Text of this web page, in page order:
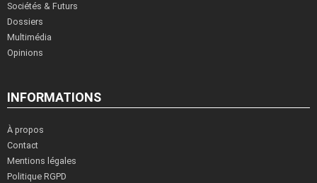
Sociétés & Futurs
Dossiers
Multimédia
Opinions
INFORMATIONS
À propos
Contact
Mentions légales
Politique RGPD